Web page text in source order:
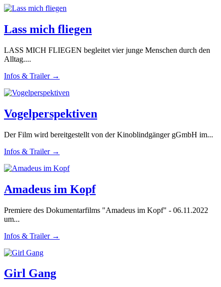
Lass mich fliegen
LASS MICH FLIEGEN begleitet vier junge Menschen durch den
Alltag....
Infos & Trailer →
Vogelperspektiven
Der Film wird bereitgestellt von der Kinoblindgänger gGmbH im...
Infos & Trailer →
Amadeus im Kopf
Premiere des Dokumentarfilms "Amadeus im Kopf" - 06.11.2022
um...
Infos & Trailer →
Girl Gang